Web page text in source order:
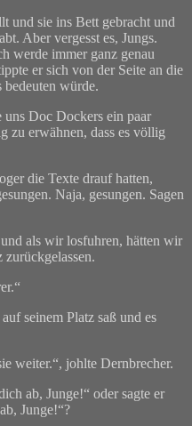
und sie ins Bett gebracht und
Aber vergesst es, Jungs.
werde immer ganz genau
er sich von der Seite an die
bedeuten würde.
uns Doc Dockers ein paar
zu erwähnen, dass es völlig
die Texte drauf hatten,
Naja, gesungen. Sagen
als wir losfuhren, hätten wir
seinem Platz saß und es
weiter.“, johlte Dernbrecher.
ab, Junge!“ oder sagte er
Junge!“?